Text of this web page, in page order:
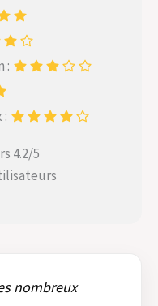
:
4.2/5
nombreux